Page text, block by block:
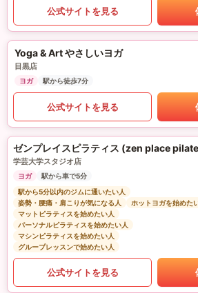
公式サイトを見る
Yoga & Art やさしいヨガ
目黒店
ヨガ 駅から徒歩7分
公式サイトを見る
ゼンプレイスピラティス (zen place
学芸大学スタジオ店
ヨガ
駅から車で5分
駅から5分以内のジムに通いたい人
姿勢・腰痛・肩こりが気になる人
ホットヨガを始めた
マットピラティスを始めたい人
パーソナルピラティスを始めたい人
マシンピラティスを始めたい人
グループレッスンで始めたい人
公式サイトを見る